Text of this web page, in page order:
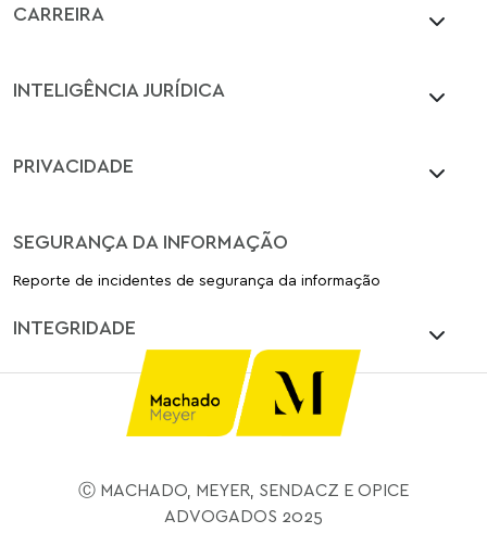
CARREIRA
INTELIGÊNCIA JURÍDICA
PRIVACIDADE
SEGURANÇA DA INFORMAÇÃO
Reporte de incidentes de segurança da informação
INTEGRIDADE
Ⓒ MACHADO, MEYER, SENDACZ E OPICE
ADVOGADOS 2025